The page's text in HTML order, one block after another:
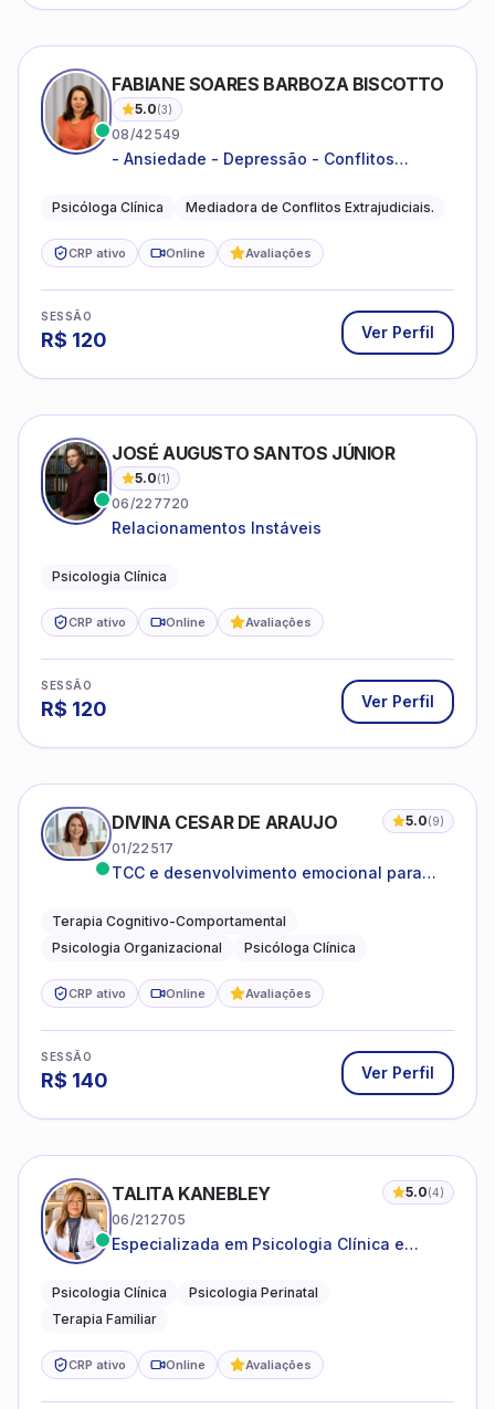
FABIANE SOARES BARBOZA BISCOTTO
5.0(3)
08/42549
- Ansiedade - Depressão - Conflitos
relacionamentos - Autoestima -
Psicóloga Clínica Mediadora de Conflitos Extrajudiciais.
CRP ativo Online Avaliações
SESSÃO
R$ 120 Ver Perfil
JOSÉ AUGUSTO SANTOS JÚNIOR
5.0(1)
06/227720
Relacionamentos Instáveis
Psicologia Clínica
CRP ativo Online Avaliações
SESSÃO
R$ 120 Ver Perfil
DIVINA CESAR DE ARAUJO 5.0(9)
01/22517
TCC e desenvolvimento emocional para
Terapia Cognitivo-Comportamental
Psicologia Organizacional
Psicóloga Clínica
CRP ativo Online Avaliações
SESSÃO
R$ 140 Ver Perfil
TALITA KANEBLEY 5.0(4)
06/212705
Especializada em Psicologia Clínica e
famílias
Psicologia Clínica
Psicologia Perinatal
Terapia Familiar
CRP ativo Online Avaliações